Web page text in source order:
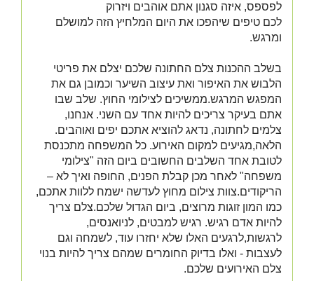
לפספס, איזה סגנון אתם אוהבים ויזרוק
לכם טיפים שיהפכו את היום המלחיץ הזה למושלם
ומרגש.
בשלב ההכנות צלם החתונה שלכם יצלם את פריטי
הלבוש את האיפור ואת עיצוב השיער וכמובן גם את
המפגש המרגש.ממשיכים לצילומי החוץ. שלב שבו
אתם בעיקר צריכים להיות אחד עם השני. אנחנו,
צלמים לחתונה, נדאג להוציא אתכם יפים ואוהבים.
הלאה,מגיעים למקום האירוע. כל המשפחה מתכנסת
לטובת אחד השלבים החשובים ביום הזה "צילומי
משפחה" לאחר מכן קבלת הפנים, החופה ואיך לא –
הריקודים.צוות צילום מחוץ לעדשה ישמח ללוות אתכם,
כמו המון זוגות מרוצים, ביום הגדול שלכם.צלם צריך
להיות אדם רגיש. רגיש למבטים, לניואנסים,
לרגשות,לרגעים האלו שלא יחזרו עוד, לשמחה וגם
לעצבות - ואלו בדיוק החומרים שמהם צריך להיות בנוי
צלם האירועים שלכם.